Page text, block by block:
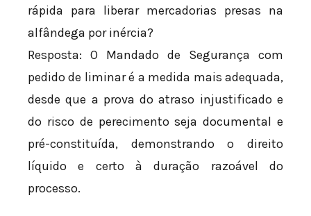
rápida para liberar mercadorias presas na
alfândega por inércia?
Resposta: O Mandado de Segurança com
pedido de liminar é a medida mais adequada,
desde que a prova do atraso injustificado e
do risco de perecimento seja documental e
pré-constituída, demonstrando o direito
líquido e certo à duração razoável do
processo.